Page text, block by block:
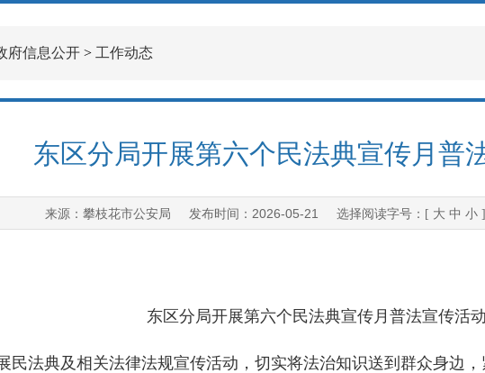
府信息公开 > 工作动态
东区分局开展第六个民法典宣传月普
来源： 攀枝花市公安局 发布时间： 2026-05-21 选择阅读字号：[ 大 中 小]
东区分局开展第六个民法典宣传月普法宣传活动
法典及相关法律法规宣传活动，切实将法治知识送到群众身边，